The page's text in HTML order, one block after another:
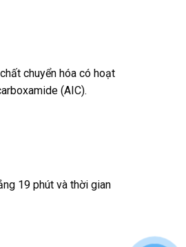
chuyển hóa có hoạt
(AIC).
19 phút và thời gian